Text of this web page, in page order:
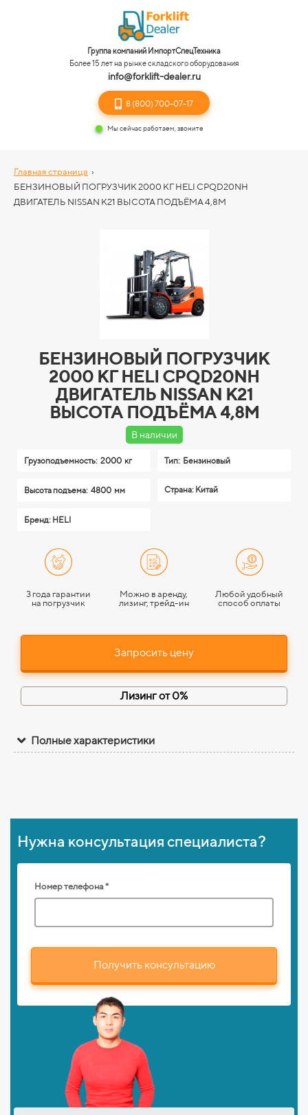
Группа компаний ИмпортСпецТехника
Более 15 лет на рынке складского оборудования
info@forklift-dealer.ru
8 (800) 700-07-17
Мы сейчас работаем, звоните
Главная страница ›
БЕНЗИНОВЫЙ ПОГРУЗЧИК 2000 КГ HELI CPQD20NH
ДВИГАТЕЛЬ NISSAN K21 ВЫСОТА ПОДЪЁМА 4,8М
БЕНЗИНОВЫЙ ПОГРУЗЧИК
2000 КГ HELI CPQD20NH
ДВИГАТЕЛЬ NISSAN K21
ВЫСОТА ПОДЪЁМА 4,8М
В наличии
Грузоподъемность: 2000 кг Тип: Бензиновый
Высота подъема: 4800 мм Страна: Китай
Бренд: HELI
3 года гарантии
на погрузчик
Можно в аренду,
лизинг, трейд-ин
Любой удобный
способ оплаты
Запросить цену
Лизинг от 0%
Полные характеристики
Нужна консультация специалиста?
Номер телефона *
Получить консультацию